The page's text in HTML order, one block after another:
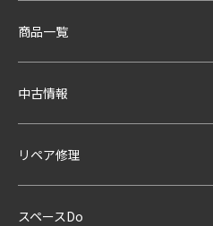
商品一覧
中古情報
リペア修理
スペースDo